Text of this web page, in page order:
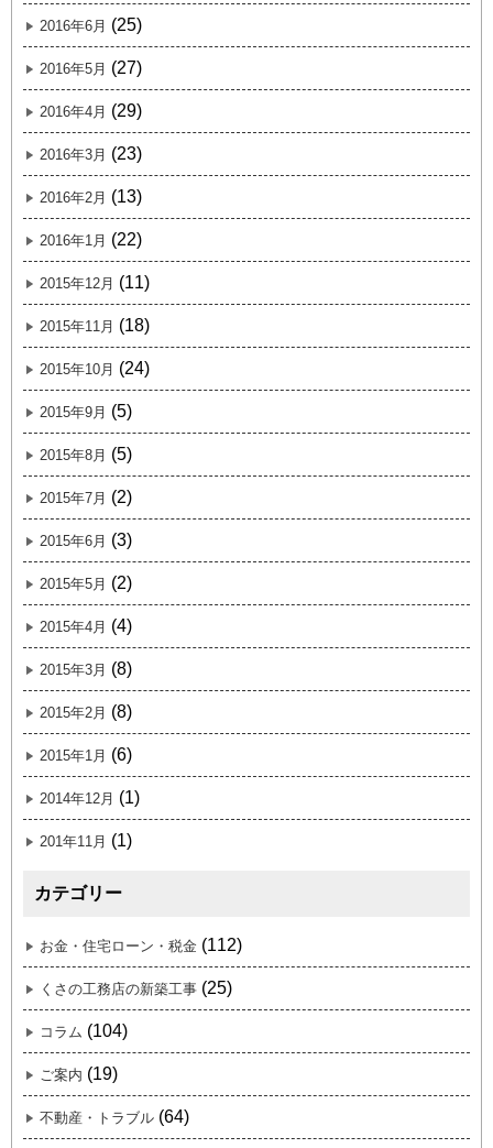
2016年6月 (25)
2016年5月 (27)
2016年4月 (29)
2016年3月 (23)
2016年2月 (13)
2016年1月 (22)
2015年12月 (11)
2015年11月 (18)
2015年10月 (24)
2015年9月 (5)
2015年8月 (5)
2015年7月 (2)
2015年6月 (3)
2015年5月 (2)
2015年4月 (4)
2015年3月 (8)
2015年2月 (8)
2015年1月 (6)
2014年12月 (1)
201年11月 (1)
カテゴリー
お金・住宅ローン・税金 (112)
くさの工務店の新築工事 (25)
コラム (104)
ご案内 (19)
不動産・トラブル (64)